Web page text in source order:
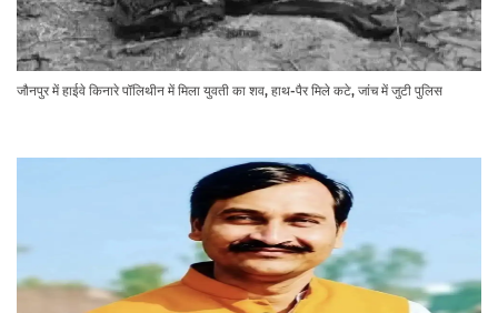
जौनपुर में हाईवे किनारे पॉलिथीन में मिला युवती का शव, हाथ-पैर मिले कटे, जांच में जुटी पुलिस